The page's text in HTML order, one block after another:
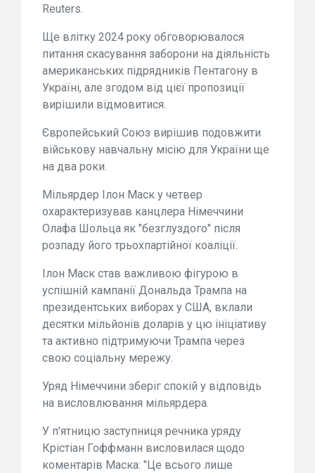
Reuters.
Ще влітку 2024 року обговорювалося
питання скасування заборони на діяльність
американських підрядників Пентагону в
Україні, але згодом від цієї пропозиції
вирішили відмовитися.
Європейський Союз вирішив подовжити
військову навчальну місію для України ще
на два роки.
Мільярдер Ілон Маск у четвер
охарактеризував канцлера Німеччини
Олафа Шольца як "безглуздого" після
розпаду його трьохпартійної коаліції.
Ілон Маск став важливою фігурою в
успішній кампанії Дональда Трампа на
президентських виборах у США, вклали
десятки мільйонів доларів у цю ініціативу
та активно підтримуючи Трампа через
свою соціальну мережу.
Уряд Німеччини зберіг спокій у відповідь
на висловлювання мільярдера.
У п'ятницю заступниця речника уряду
Крістіан Гоффманн висловилася щодо
коментарів Маска: "Це всього лише